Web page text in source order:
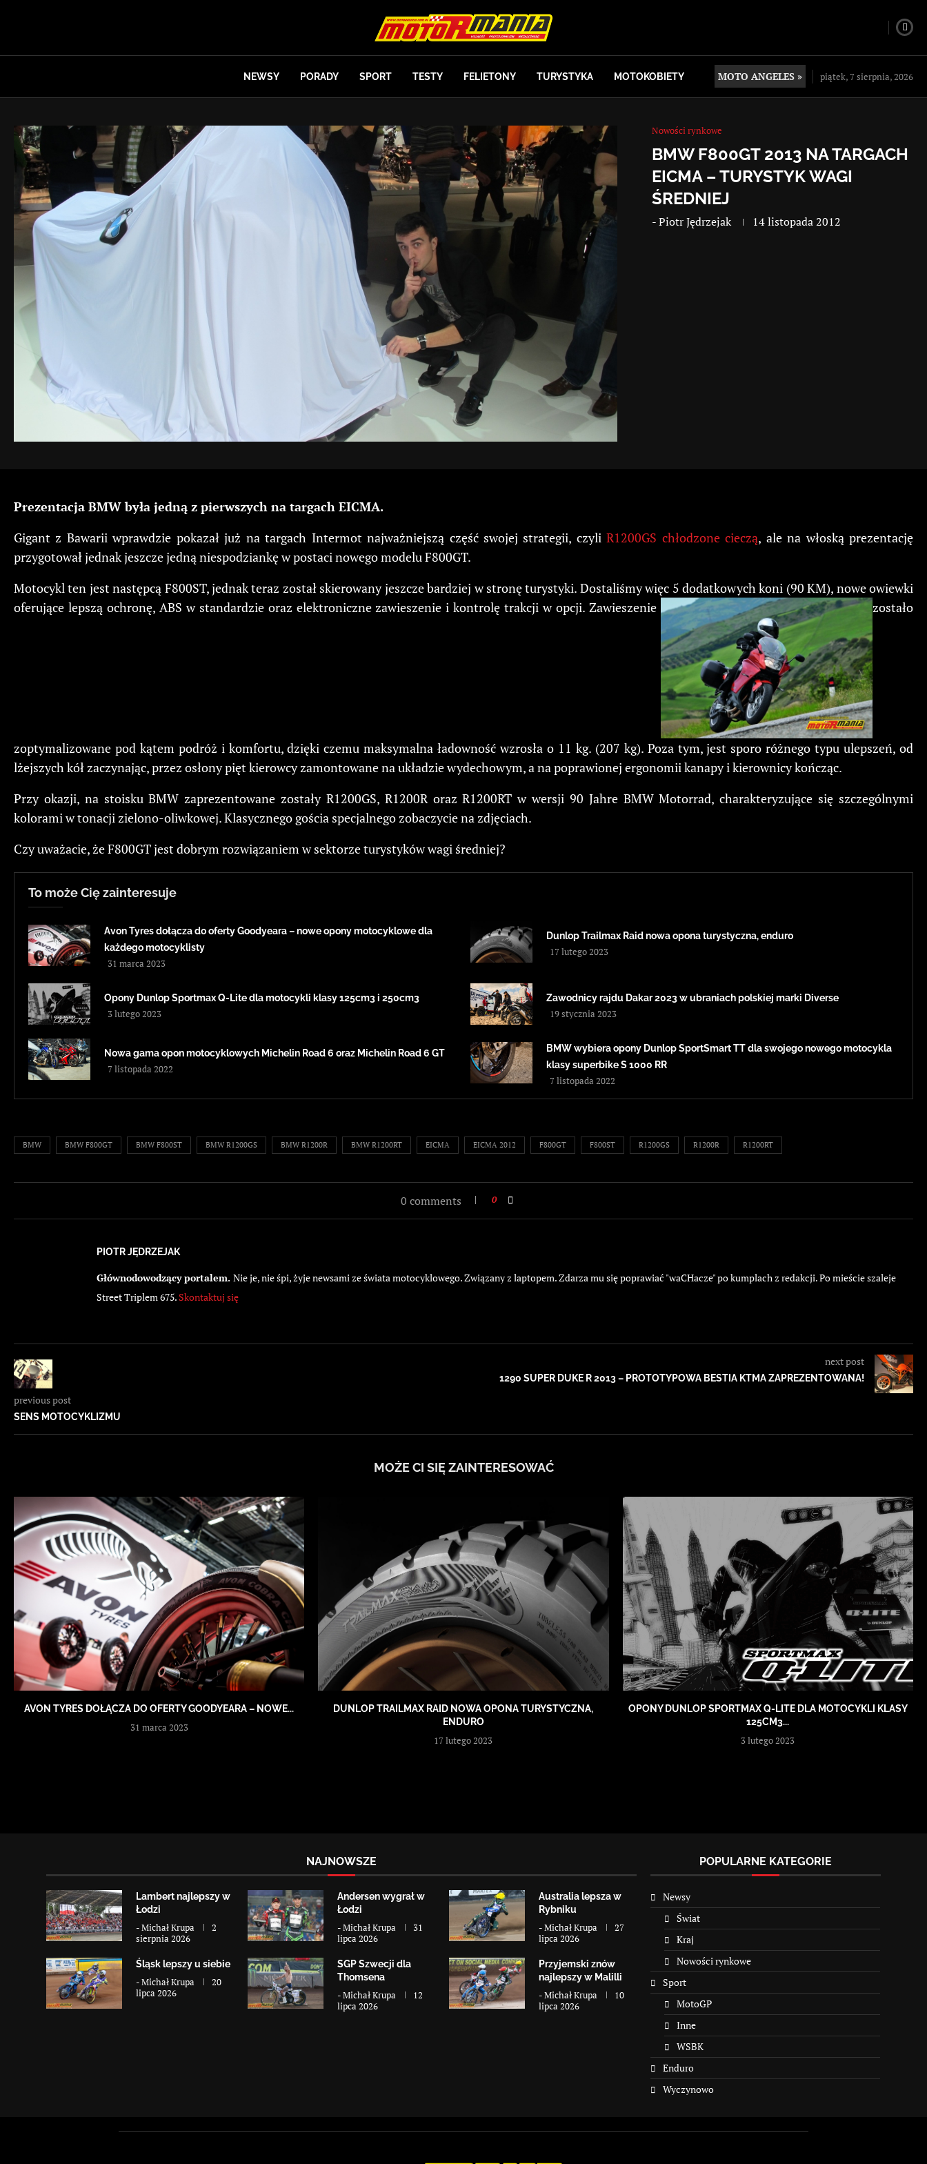
NEWSY PORADY SPORT TESTY FELIETONY TURYSTYKA MOTOKOBIETY MOTO ANGELES » piątek, 7 sierpnia, 2026
Nowości rynkowe
BMW F800GT 2013 NA TARGACH
EICMA – TURYSTYK WAGI
ŚREDNIEJ
-Piotr Jędrzejak 14 listopada 2012
Prezentacja BMW była jedną z pierwszych na targach EICMA.
Gigant z Bawarii wprawdzie pokazał już na targach Intermot najważniejszą część swojej strategii, czyliR1200GS chłodzone cieczą, ale na włoską prezentację
przygotował jednak jeszcze jedną niespodziankę w postaci nowego modelu F800GT.
Motocykl ten jest następcą F800ST, jednak teraz został skierowany jeszcze bardziej w stronę turystyki. Dostaliśmy więc 5 dodatkowych koni (90 KM), nowe owiewki
oferujące lepszą ochronę, ABS w standardzie oraz elektroniczne zawieszenie i kontrolę trakcji w opcji. Zawieszenie
zostało
zoptymalizowane pod kątem podróż i komfortu, dzięki czemu maksymalna ładowność wzrosła o 11 kg. (207 kg). Poza tym, jest sporo różnego typu ulepszeń, od
lżejszych kół zaczynając, przez osłony pięt kierowcy zamontowane na układzie wydechowym, a na poprawionej ergonomii kanapy i kierownicy kończąc.
Przy okazji, na stoisku BMW zaprezentowane zostały R1200GS, R1200R oraz R1200RT w wersji 90 Jahre BMW Motorrad, charakteryzujące się szczególnymi
kolorami w tonacji zielono-oliwkowej. Klasycznego gościa specjalnego zobaczycie na zdjęciach.
Czy uważacie, że F800GT jest dobrym rozwiązaniem w sektorze turystyków wagi średniej?
To może Cię zainteresuje
Avon Tyres dołącza do oferty Goodyeara – nowe opony motocyklowe dla
każdego motocyklisty
31 marca 2023
Dunlop Trailmax Raid nowa opona turystyczna, enduro
17 lutego 2023
Opony Dunlop Sportmax Q-Lite dla motocykli klasy 125cm3 i 250cm3
3 lutego 2023
Zawodnicy rajdu Dakar 2023 w ubraniach polskiej marki Diverse
19 stycznia 2023
Nowa gama opon motocyklowych Michelin Road 6 oraz Michelin Road 6 GT
7 listopada 2022
BMW wybiera opony Dunlop SportSmart TT dla swojego nowego motocykla
klasy superbike S 1000 RR
7 listopada 2022
BMW BMW F800GT BMW F800ST BMW R1200GS BMW R1200R BMW R1200RT EICMA EICMA 2012 F800GT F800ST R1200GS R1200R R1200RT
0 comments 0
PIOTR JĘDRZEJAK
Głównodowodzący portalem. Nie je, nie śpi, żyje newsami ze świata motocyklowego. Związany z laptopem. Zdarza mu się poprawiać "waCHacze" po kumplach z redakcji. Po mieście szaleje
Street Triplem 675. Skontaktuj się
previous post
SENS MOTOCYKLIZMU
next post
1290 SUPER DUKE R 2013 – PROTOTYPOWA BESTIA KTMA ZAPREZENTOWANA!
MOŻE CI SIĘ ZAINTERESOWAĆ
AVON TYRES DOŁĄCZA DO OFERTY GOODYEARA – NOWE...
31 marca 2023
DUNLOP TRAILMAX RAID NOWA OPONA TURYSTYCZNA,
ENDURO
17 lutego 2023
OPONY DUNLOP SPORTMAX Q-LITE DLA MOTOCYKLI KLASY
125CM3...
3 lutego 2023
NAJNOWSZE
Lambert najlepszy w
Łodzi
-Michał Krupa
2
sierpnia 2026
Andersen wygrał w
Łodzi
-Michał Krupa
31
lipca 2026
Australia lepsza w
Rybniku
-Michał Krupa
27
lipca 2026
Śląsk lepszy u siebie
-Michał Krupa
20
lipca 2026
SGP Szwecji dla
Thomsena
-Michał Krupa
12
lipca 2026
Przyjemski znów
najlepszy w Malilli
-Michał Krupa
10
lipca 2026
POPULARNE KATEGORIE
Newsy
Świat
Kraj
Nowości rynkowe
Sport
MotoGP
Inne
WSBK
Enduro
Wyczynowo